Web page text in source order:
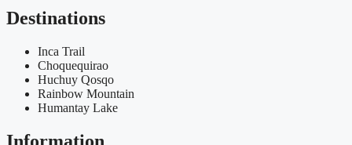
Destinations
Inca Trail
Choquequirao
Huchuy Qosqo
Rainbow Mountain
Humantay Lake
Information